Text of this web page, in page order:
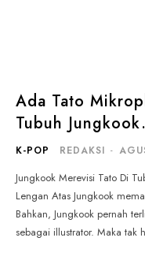
Ada Tato
Tubuh
K-POP REDAKSI -
Jungkook Merevisi Tato Di
Lengan Atas Jungkook
Bahkan, Jungkook pernah
sebagai illustrator. Maka tak